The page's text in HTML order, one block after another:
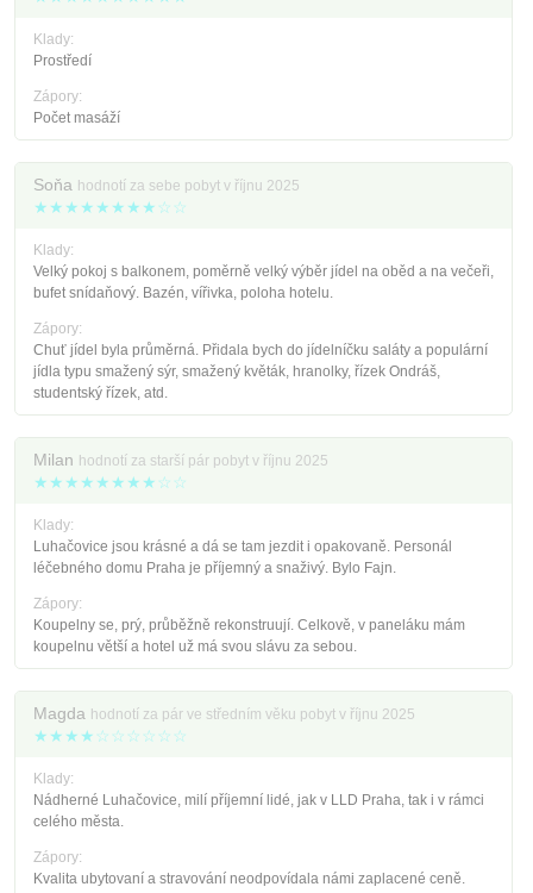
Klady:
Prostředí
Zápory:
Počet masáží
Soňa hodnotí za sebe pobyt v říjnu 2025
★★★★★★★★☆☆
Klady:
Velký pokoj s balkonem, poměrně velký výběr jídel na oběd a na večeři,
bufet snídaňový. Bazén, vířivka, poloha hotelu.
Zápory:
Chuť jídel byla průměrná. Přidala bych do jídelníčku saláty a populární
jídla typu smažený sýr, smažený květák, hranolky, řízek Ondráš,
studentský řízek, atd.
Milan hodnotí za starší pár pobyt v říjnu 2025
★★★★★★★★☆☆
Klady:
Luhačovice jsou krásné a dá se tam jezdit i opakovaně. Personál
léčebného domu Praha je příjemný a snaživý. Bylo Fajn.
Zápory:
Koupelny se, prý, průběžně rekonstruují. Celkově, v paneláku mám
koupelnu větší a hotel už má svou slávu za sebou.
Magda hodnotí za pár ve středním věku pobyt v říjnu 2025
★★★★☆☆☆☆☆☆
Klady:
Nádherné Luhačovice, milí příjemní lidé, jak v LLD Praha, tak i v rámci
celého města.
Zápory:
Kvalita ubytovaní a stravování neodpovídala námi zaplacené ceně.